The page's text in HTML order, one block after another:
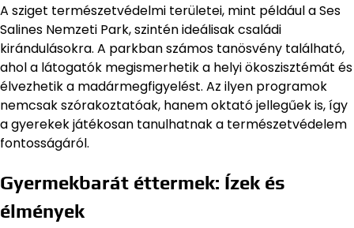
A sziget természetvédelmi területei, mint például a Ses
Salines Nemzeti Park, szintén ideálisak családi
kirándulásokra. A parkban számos tanösvény található,
ahol a látogatók megismerhetik a helyi ökoszisztémát és
élvezhetik a madármegfigyelést. Az ilyen programok
nemcsak szórakoztatóak, hanem oktató jellegűek is, így
a gyerekek játékosan tanulhatnak a természetvédelem
fontosságáról.
Gyermekbarát éttermek: Ízek és
élmények